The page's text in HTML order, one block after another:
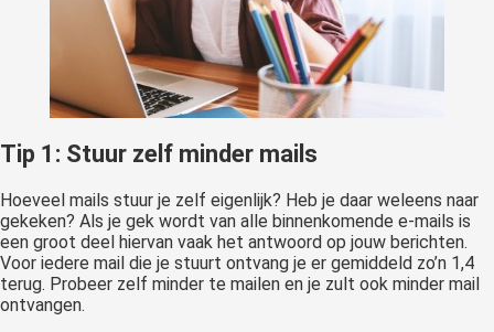
Tip 1: Stuur zelf minder mails
Hoeveel mails stuur je zelf eigenlijk? Heb je daar weleens naar
gekeken? Als je gek wordt van alle binnenkomende e-mails is
een groot deel hiervan vaak het antwoord op jouw berichten.
Voor iedere mail die je stuurt ontvang je er gemiddeld zo’n 1,4
terug. Probeer zelf minder te mailen en je zult ook minder mail
ontvangen.